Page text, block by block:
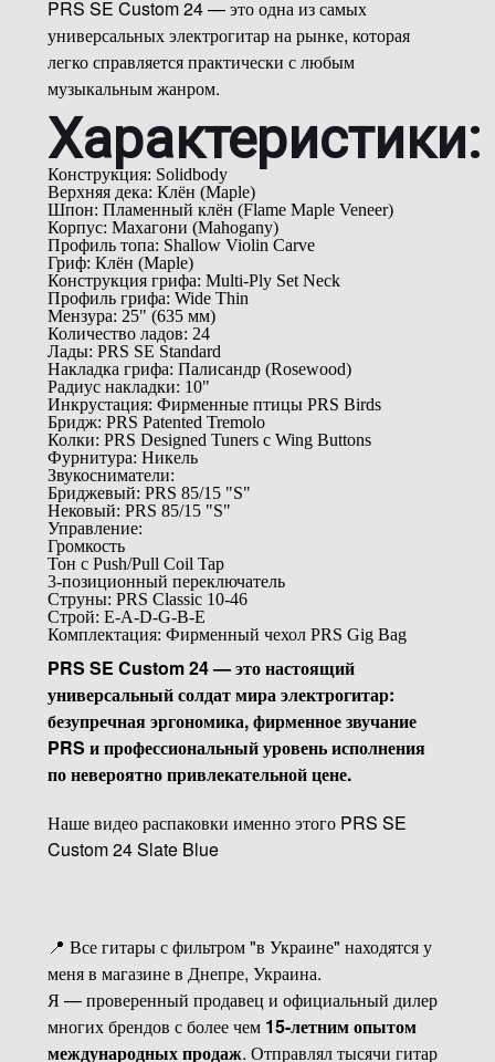
PRS SE Custom 24 — это одна из самых
универсальных электрогитар на рынке, которая
легко справляется практически с любым
музыкальным жанром.
Характеристики:
Конструкция: Solidbody
Верхняя дека: Клён (Maple)
Шпон: Пламенный клён (Flame Maple Veneer)
Корпус: Махагони (Mahogany)
Профиль топа: Shallow Violin Carve
Гриф: Клён (Maple)
Конструкция грифа: Multi-Ply Set Neck
Профиль грифа: Wide Thin
Мензура: 25" (635 мм)
Количество ладов: 24
Лады: PRS SE Standard
Накладка грифа: Палисандр (Rosewood)
Радиус накладки: 10"
Инкрустация: Фирменные птицы PRS Birds
Бридж: PRS Patented Tremolo
Колки: PRS Designed Tuners с Wing Buttons
Фурнитура: Никель
Звукосниматели:
Бриджевый: PRS 85/15 "S"
Нековый: PRS 85/15 "S"
Управление:
Громкость
Тон с Push/Pull Coil Tap
3-позиционный переключатель
Струны: PRS Classic 10-46
Строй: E-A-D-G-B-E
Комплектация: Фирменный чехол PRS Gig Bag
PRS SE Custom 24 — это настоящий
универсальный солдат мира электрогитар:
безупречная эргономика, фирменное звучание
PRS и профессиональный уровень исполнения
по невероятно привлекательной цене.
Наше видео распаковки именно этого PRS SE
Custom 24 Slate Blue
📍 Все гитары с фильтром "в Украине" находятся у
меня в магазине в Днепре, Украина.
Я — проверенный продавец и официальный дилер
многих брендов с более чем 15-летним опытом
международных продаж. Отправлял тысячи гитар